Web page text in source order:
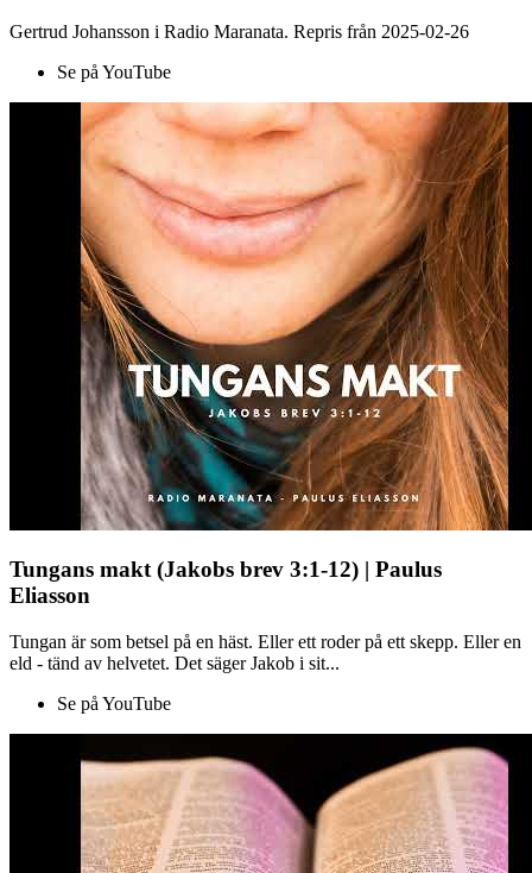
Gertrud Johansson i Radio Maranata. Repris från 2025-02-26
Se på YouTube
Tungans makt (Jakobs brev 3:1-12) | Paulus
Eliasson
Tungan är som betsel på en häst. Eller ett roder på ett skepp. Eller en
eld - tänd av helvetet. Det säger Jakob i sit...
Se på YouTube